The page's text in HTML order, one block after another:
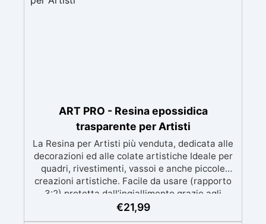
ART PRO - Resina epossidica
trasparente per Artisti
La Resina per Artisti più venduta, dedicata alle
decorazioni ed alle colate artistiche Ideale per
quadri, rivestimenti, vassoi e anche piccole
creazioni artistiche. Facile da usare (rapporto
3:2) protetta dall’ingiallimento grazie agli
speciali filtri UV Formula densa : non cola via,
€21,99